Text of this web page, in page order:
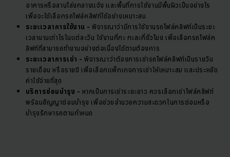
อาคารหรือลานโล่งกลางแจ้ง และพื้นที่การใช้งานมีพื้นผิวเป็นอย่างไร
เพื่อจะได้เลือกรถโฟล์คลิฟท์ได้อย่างเหมาะสม
ระยะเวลาการใช้งาน -พิจารณาว่ามีการใช้งานรถโฟล์คลิฟท์เป็นระยะ
เวลานานเท่าไรในแต่ละวัน ใช้งานกี่กะ กะละกี่ชั่วโมง เพื่อเลือกรถโฟล์ค
ลิฟท์ที่สามารถทำงานอย่างต่อเนื่องได้ตามต้องการ
ระยะเวลาการเช่า -พิจารณาว่าต้องการเช่ารถโฟล์คลิฟท์เป็นรายวัน
รายเดือน หรือรายปี เพื่อเลือกแพ็กเกจการเช่าให้เหมาะสม และประหยัด
ค่าใช้จ่ายที่สุด
บริการซ่อมบำรุง - หากเป็นการเช่าระยะยาว ควรเลือกเช่าโฟล์คลิฟท์
พร้อมสัญญาซ่อมบำรุง เพื่อช่วยอำนวยความสะดวกในการซ่อมหรือ
บำรุงรักษารถตามกำหนด